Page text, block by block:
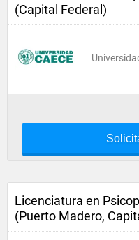
(Capital Federal)
Licenciatura en
(Puerto Madero,